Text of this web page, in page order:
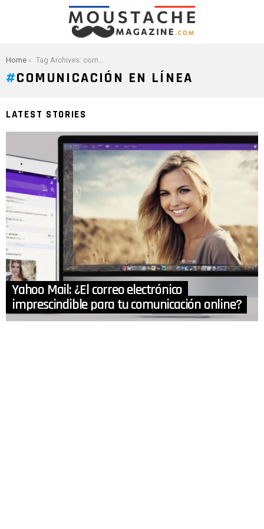
You are here:
Home Tag Archives: comunicación en línea
COMUNICACIÓN EN LÍNEA
LATEST STORIES
Yahoo Mail: ¿El correo electrónico
imprescindible para tu comunicación online?